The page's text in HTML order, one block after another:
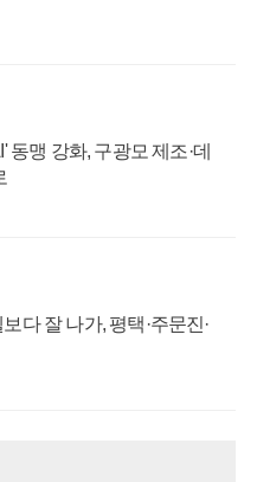
맹 강화, 구광모 제조·데
다 잘 나가, 평택·주문진·